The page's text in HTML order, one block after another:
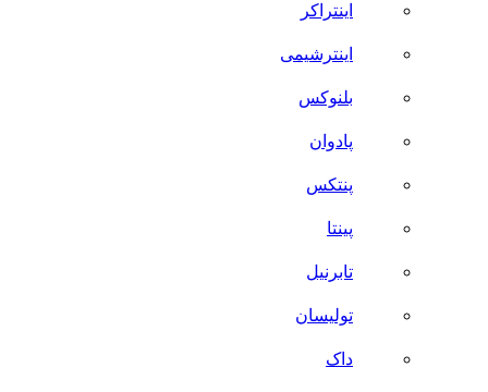
اینتراکر
اینترشیمی
بلنوکس
پادوان
پنتکس
پینتا
تابرنیل
تولیسان
داک